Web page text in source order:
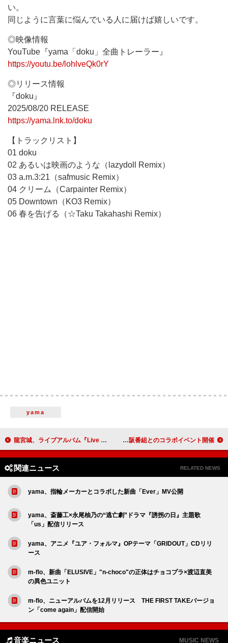
い。
同じように言葉に悩んでいる人に届けば嬉しいです。
◎映像情報
YouTube『yama「doku」全曲トレーラー』
https://youtu.be/lohlveQk0rY
◎リリース情報
『doku』
2025/08/20 RELEASE
https://yama.lnk.to/doku
【トラックリスト】
01 doku
02 あるいは映画のような（lazydoll Remix）
03 a.m.3:21（safmusic Remix）
04 クリーム（Carpainter Remix）
05 Downtown（KO3 Remix）
06 春を告げる（☆Taku Takahashi Remix）
yama
龍宮城、ライブアルバム『Live at 日本武道館「裏島」』配信リリース 超ときめき宣伝部、自身がDJを務めるFM大阪番組とのコラボイベント開催
関連ニュース RELATED NEWS
yama、指輪メーカーとコラボした新曲「Ever」MV公開
yama、斎藤工×永尾柚乃の“逃亡劇”ドラマ『誘拐の日』主題歌
「us」配信リリース
yama、アニメ『ユア・フォルマ』OPテーマ「GRIDOUT」CDリリ
ース
m-flo、新曲「ELUSIVE」"n-choco"の正体はチョコプラ×渡辺直美
の異色ユニット
m-flo、ニューアルバムを12月リリース THE FIRST TAKEバージョ
ン「come again」配信開始
音楽ニュース MUSIC NEWS